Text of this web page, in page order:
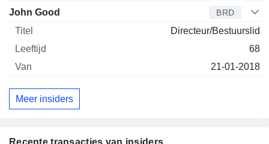
John Good BRD
Directeur/Bestuurslid
68
21-01-2018
Meer insiders